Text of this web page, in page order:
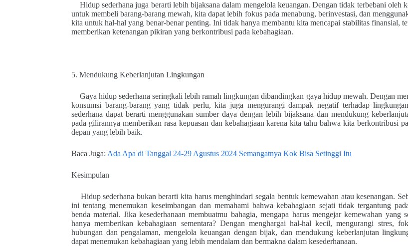
Hidup sederhana juga berarti lebih bijaksana dalam mengelola keuangan. Dengan tidak terbebani oleh
untuk membeli barang-barang mewah, kita dapat lebih fokus pada menabung, berinvestasi, dan
kita untuk hal-hal yang benar-benar penting. Ini tidak hanya membantu kita mencapai stabilitas finansial,
memberikan ketenangan pikiran yang berkontribusi pada kebahagiaan.
5. Mendukung Keberlanjutan Lingkungan
Gaya hidup sederhana seringkali lebih ramah lingkungan dibandingkan gaya hidup mewah. Dengan
konsumsi barang-barang yang tidak perlu, kita juga mengurangi dampak negatif terhadap
sederhana dapat berarti menggunakan sumber daya dengan lebih bijaksana dan mendukung
pada gilirannya memberikan rasa kepuasan dan kebahagiaan karena kita tahu bahwa kita berkontribusi
depan yang lebih baik.
Baca Juga: Ada Apa di Tanggal 24-29 Agustus 2024 Semangatnya Kok Bisa Setinggi Itu
Kesimpulan
Hidup sederhana bukan berarti kita harus menghindari segala bentuk kemewahan atau kesenangan.
ini tentang menemukan keseimbangan dan memahami bahwa kebahagiaan sejati tidak tergantung
benda material. Jika kesederhanaan membuatmu bahagia, mengapa harus mengejar kemewahan yang
hanya memberikan kebahagiaan sementara? Dengan menghargai hal-hal kecil, mengurangi stres,
hubungan dan pengalaman, mengelola keuangan dengan bijak, dan mendukung keberlanjutan
dapat menemukan kebahagiaan yang lebih mendalam dan bermakna dalam kesederhanaan.